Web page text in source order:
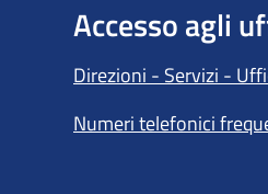
Accesso agli
Direzioni - Servizi -
Numeri telefonici